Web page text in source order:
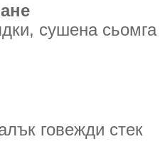
сушена сьомга
говежди стек